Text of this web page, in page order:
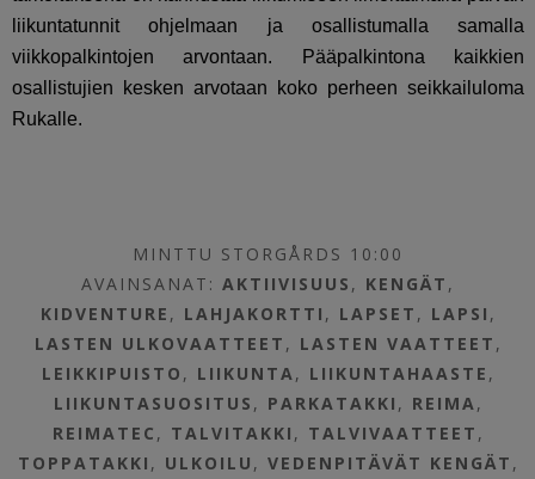
liikuntatunnit ohjelmaan ja osallistumalla samalla
viikkopalkintojen arvontaan. Pääpalkintona kaikkien
osallistujien kesken arvotaan koko perheen seikkailuloma
Rukalle.
MINTTU STORGÅRDS 10:00
AVAINSANAT:AKTIIVISUUS , KENGÄT ,
KIDVENTURE , LAHJAKORTTI , LAPSET , LAPSI ,
LASTEN ULKOVAATTEET , LASTEN VAATTEET ,
LEIKKIPUISTO , LIIKUNTA , LIIKUNTAHAASTE ,
LIIKUNTASUOSITUS , PARKATAKKI , REIMA ,
REIMATEC , TALVITAKKI , TALVIVAATTEET ,
TOPPATAKKI , ULKOILU , VEDENPITÄVÄT KENGÄT ,